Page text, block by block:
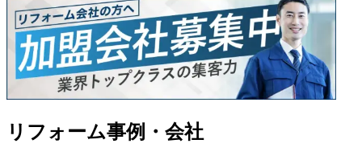
リフォーム事例・会社